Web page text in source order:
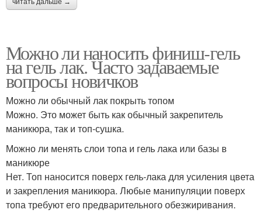
Можно ли наносить финиш-гель
на гель лак. Часто задаваемые
вопросы новичков
Можно ли обычный лак покрыть топом
Можно. Это может быть как обычный закрепитель
маникюра, так и топ-сушка.
Можно ли менять слои топа и гель лака или базы в
маникюре
Нет. Топ наносится поверх гель-лака для усиления цвета
и закрепления маникюра. Любые манипуляции поверх
топа требуют его предварительного обезжиривания.